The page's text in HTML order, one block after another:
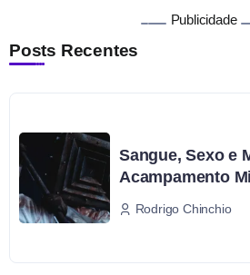
Publicidade
Posts Recentes
Sangue, Sexo e
Acampamento
Rodrigo Chinchio